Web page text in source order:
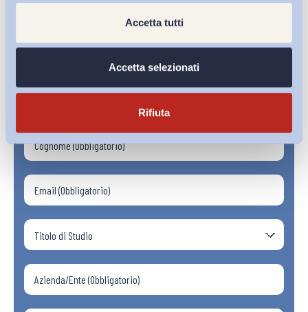
Accetta tutti
Accetta selezionati
Rifiuta
Iscriviti alla Newsletter